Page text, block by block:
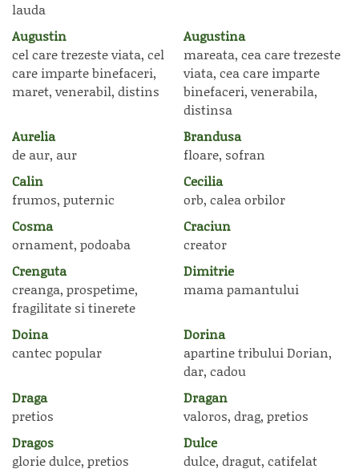
lauda
Augustin
cel care trezeste viata, cel
care imparte binefaceri,
maret, venerabil, distins
Augustina
mareata, cea care trezeste
viata, cea care imparte
binefaceri, venerabila,
distinsa
Aurelia
de aur, aur
Brandusa
floare, sofran
Calin
frumos, puternic
Cecilia
orb, calea orbilor
Cosma
ornament, podoaba
Craciun
creator
Crenguta
creanga, prospetime,
fragilitate si tinerete
Dimitrie
mama pamantului
Doina
cantec popular
Dorina
apartine tribului Dorian,
dar, cadou
Draga
pretios
Dragan
valoros, drag, pretios
Dragos
glorie dulce, pretios
Dulce
dulce, dragut, catifelat